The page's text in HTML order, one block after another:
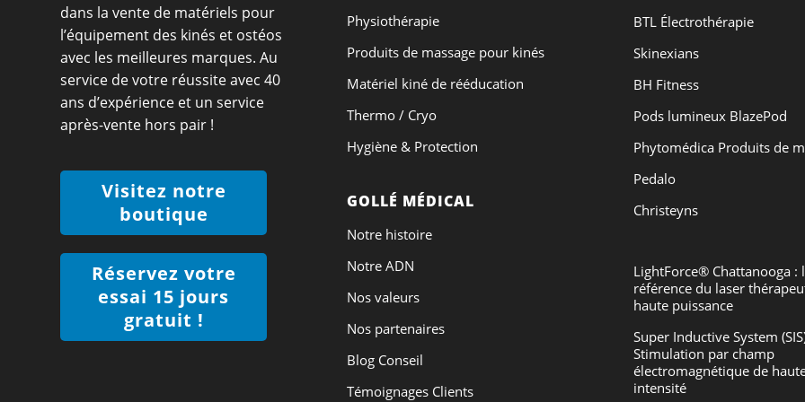
dans la vente de matériels pour
l’équipement des kinés et ostéos
avec les meilleures marques. Au
service de votre réussite avec 40
ans d’expérience et un service
après-vente hors pair !
Visitez notre
boutique
Réservez votre
essai 15 jours
gratuit !
Physiothérapie
Produits de massage pour kinés
Matériel kiné de rééducation
Thermo / Cryo
Hygiène & Protection
GOLLÉ MÉDICAL
Notre histoire
Notre ADN
Nos valeurs
Nos partenaires
Blog Conseil
Témoignages Clients
BTL Électrothérapie
Skinexians
BH Fitness
Pods lumineux BlazePod
Phytomédica Produits de
Pedalo
Christeyns
LightForce® Chattanooga :
référence du laser
haute puissance
Super Inductive System
Stimulation par champ
électromagnétique de
intensité